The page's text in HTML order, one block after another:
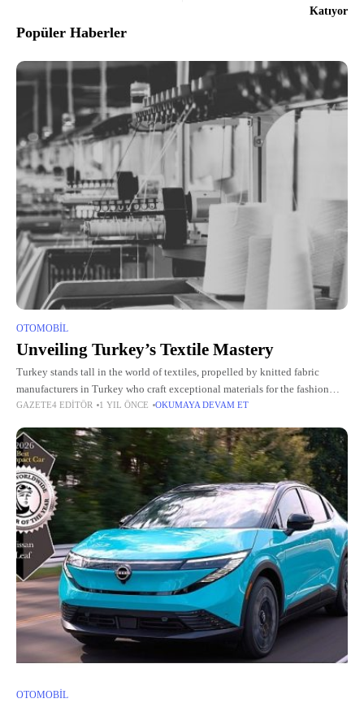
Katıyor
Popüler Haberler
OTOMOBIL
Unveiling Turkey’s Textile Mastery
Turkey stands tall in the world of textiles, propelled by knitted fabric
manufacturers in Turkey who craft exceptional materials for the fashion
industry. Working hand-in-hand with a skilled clothing supplier
GAZETE4 EDITÖR 1 YIL ÖNCE OKUMAYA DEVAM ET
OTOMOBIL